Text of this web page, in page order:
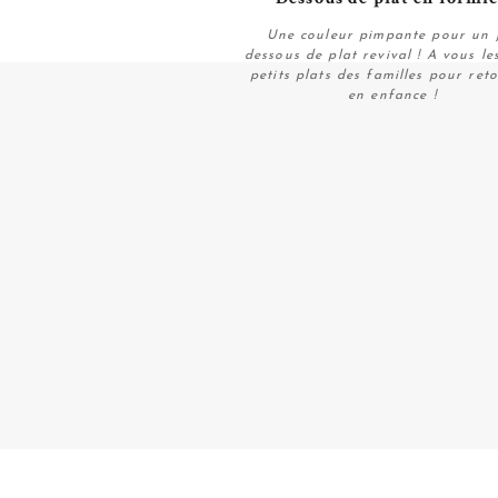
Une couleur pimpante pour un
dessous de plat revival ! A vous
petits plats des familles pour
en enfance !